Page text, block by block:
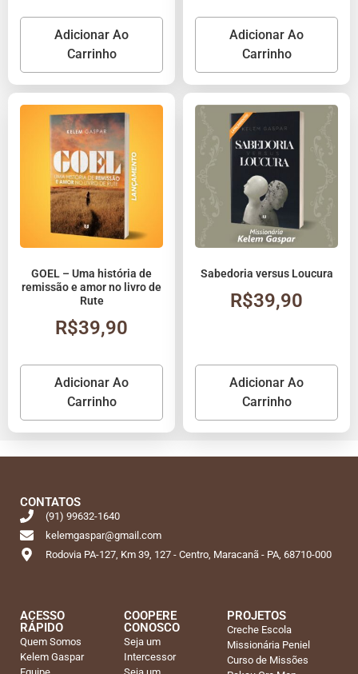
Adicionar Ao
Carrinho
Adicionar Ao
Carrinho
GOEL – Uma história de
remissão e amor no livro de
Rute
R$39,90
Adicionar Ao
Carrinho
Sabedoria versus Loucura
R$39,90
Adicionar Ao
Carrinho
CONTATOS
(91) 99632-1640
kelemgaspar@gmail.com
Rodovia PA-127, Km 39, 127 - Centro, Maracanã - PA, 68710-000
ACESSO
RÁPIDO
Quem Somos
Kelem Gaspar
COOPERE
CONOSCO
Seja um
Intercessor
PROJETOS
Creche Escola
Missionária Peniel
Curso de Missões